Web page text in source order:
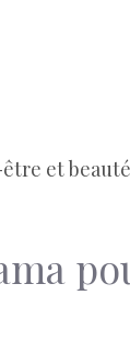
et beauté